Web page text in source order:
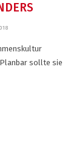
Planbar sollte sie